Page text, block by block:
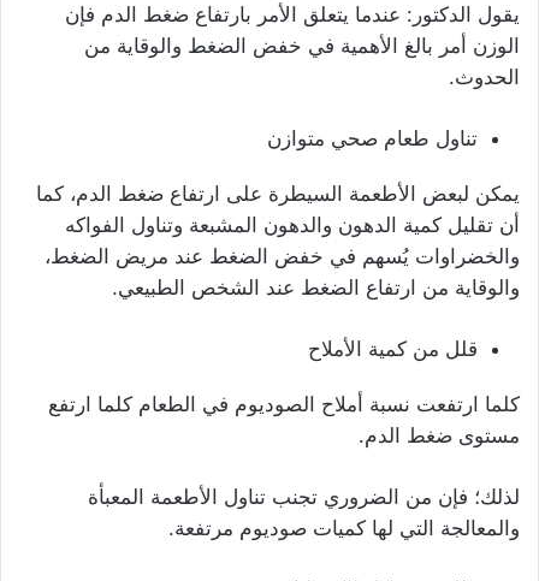
يقول الدكتور: عندما يتعلق الأمر بارتفاع ضغط الدم فإن
الوزن أمر بالغ الأهمية في خفض الضغط والوقاية من
الحدوث.
تناول طعام صحي متوازن
يمكن لبعض الأطعمة السيطرة على ارتفاع ضغط الدم، كما
أن تقليل كمية الدهون والدهون المشبعة وتناول الفواكه
والخضراوات يُسهم في خفض الضغط عند مريض الضغط،
والوقاية من ارتفاع الضغط عند الشخص الطبيعي.
قلل من كمية الأملاح
كلما ارتفعت نسبة أملاح الصوديوم في الطعام كلما ارتفع
مستوى ضغط الدم.
لذلك؛ فإن من الضروري تجنب تناول الأطعمة المعبأة
والمعالجة التي لها كميات صوديوم مرتفعة.